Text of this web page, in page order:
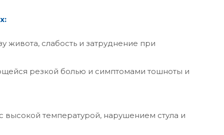
живота, слабость и затруднение при
резкой болью и симптомами тошноты и
температурой, нарушением стула и